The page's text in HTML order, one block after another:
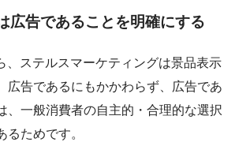
広告であることを明確にする
、ステルスマーケティングは景品表示
広告であるにもかかわらず、広告であ
、一般消費者の自主的・合理的な選択
るためです。